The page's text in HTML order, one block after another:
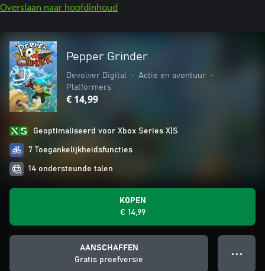
Overslaan naar hoofdinhoud
Pepper Grinder
Devolver Digital • Actie en avontuur
•
Platformers
€ 14,99
Geoptimaliseerd voor Xbox Series X|S
7 Toegankelijkheidsfuncties
14 ondersteunde talen
KOPEN
€ 14,99
AANSCHAFFEN
Gratis proefversie
● ● ●